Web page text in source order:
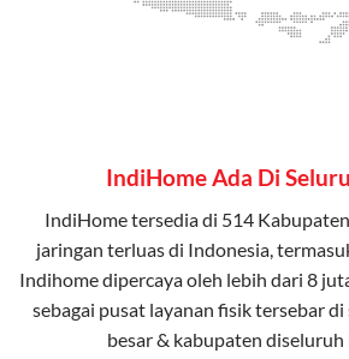
IndiHome Ada Di
IndiHome tersedia di 514
jaringan terluas di Indonesia,
Indihome dipercaya oleh lebih dari 8
sebagai pusat layanan fisik tersebar
besar & kabupaten diseluruh